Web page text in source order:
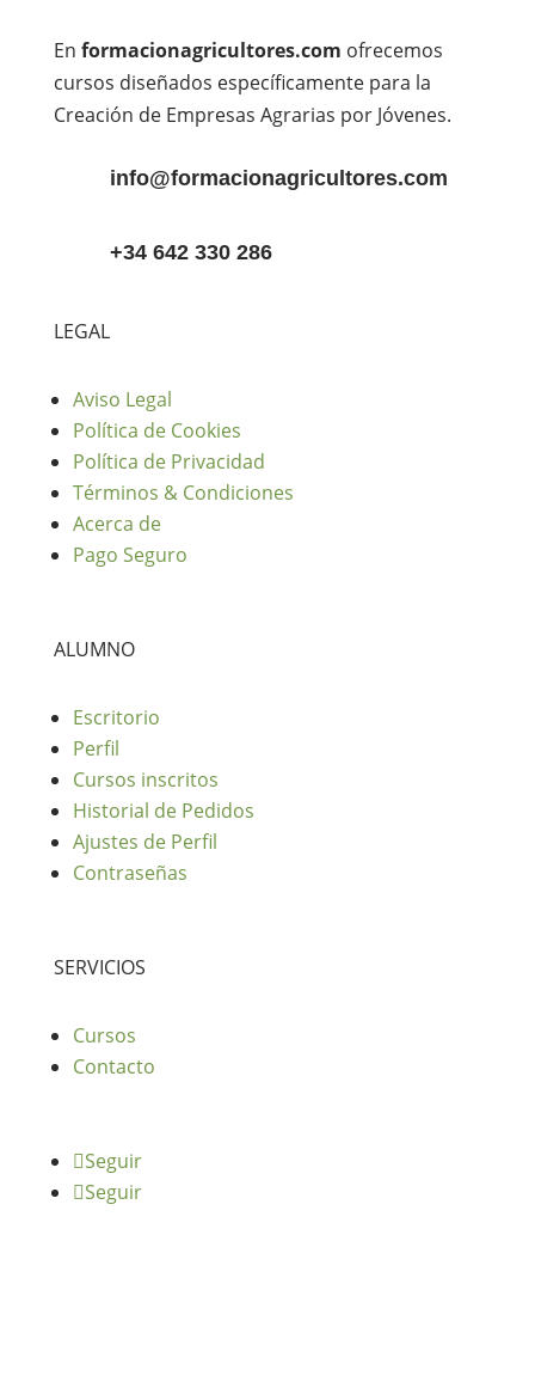
En formacionagricultores.com ofrecemos
cursos diseñados específicamente para la
Creación de Empresas Agrarias por Jóvenes.
info@formacionagricultores.com
+34 642 330 286
LEGAL
Aviso Legal
Política de Cookies
Política de Privacidad
Términos & Condiciones
Acerca de
Pago Seguro
ALUMNO
Escritorio
Perfil
Cursos inscritos
Historial de Pedidos
Ajustes de Perfil
Contraseñas
SERVICIOS
Cursos
Contacto
Seguir
Seguir